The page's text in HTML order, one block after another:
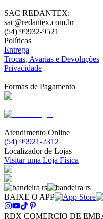
SAC REDANTEX:
sac@redantex.com.br
(54) 99932-9521
Políticas
Entrega
Trocas, Avarias e Devoluções
Privacidade
Formas de Pagamento
Atendimento Online
(54) 99921-2312
Localizador de Lojas
Visitar uma Loja Física
BAIXE O APP
RDX COMERCIO DE